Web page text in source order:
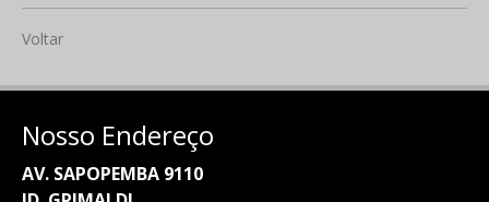
Voltar
Nosso Endereço
AV. SAPOPEMBA 9110